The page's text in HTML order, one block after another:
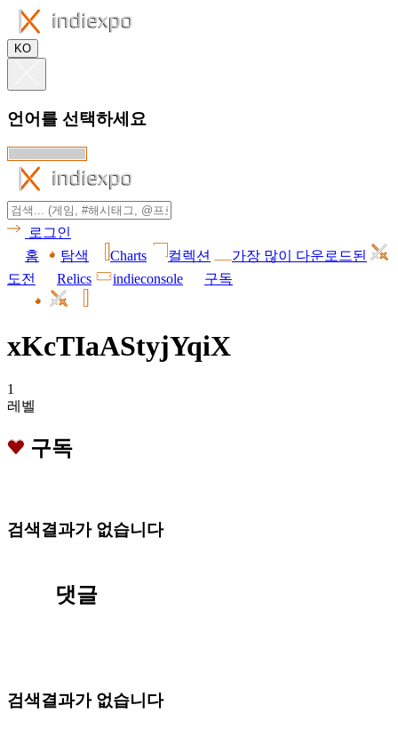
KO
언어를 선택하세요
로그인
홈
탐색 Charts 컬렉션
가장 많이 다운로드된
도전
Relics indieconsole 구독
xKcTIaAStyjYqiX
1
레벨
구독
검색결과가 없습니다
댓글
검색결과가 없습니다